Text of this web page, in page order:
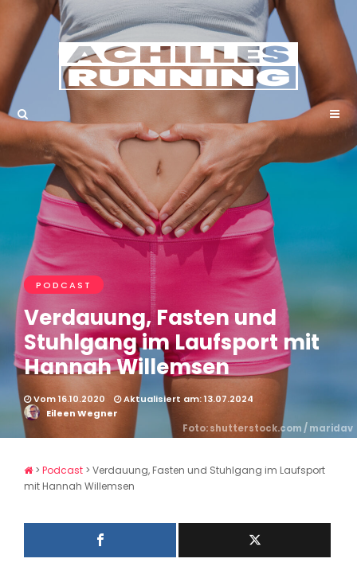
PODCAST
Verdauung, Fasten und
Stuhlgang im Laufsport mit
Hannah Willemsen
Vom 16.10.2020
Aktualisiert am: 13.07.2024
Eileen Wegner
Foto: shutterstock.com / maridav
> Podcast > Verdauung, Fasten und Stuhlgang im Laufsport
mit Hannah Willemsen